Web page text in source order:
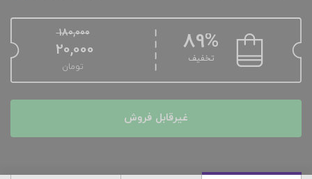
89%
تخفیف
180,000
20,000
تومان
غیرقابل فروش